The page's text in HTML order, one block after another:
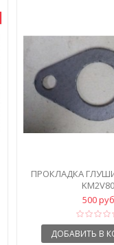
ПРОКЛАДКА
KM2V80
500 руб
ДОБАВИТЬ В